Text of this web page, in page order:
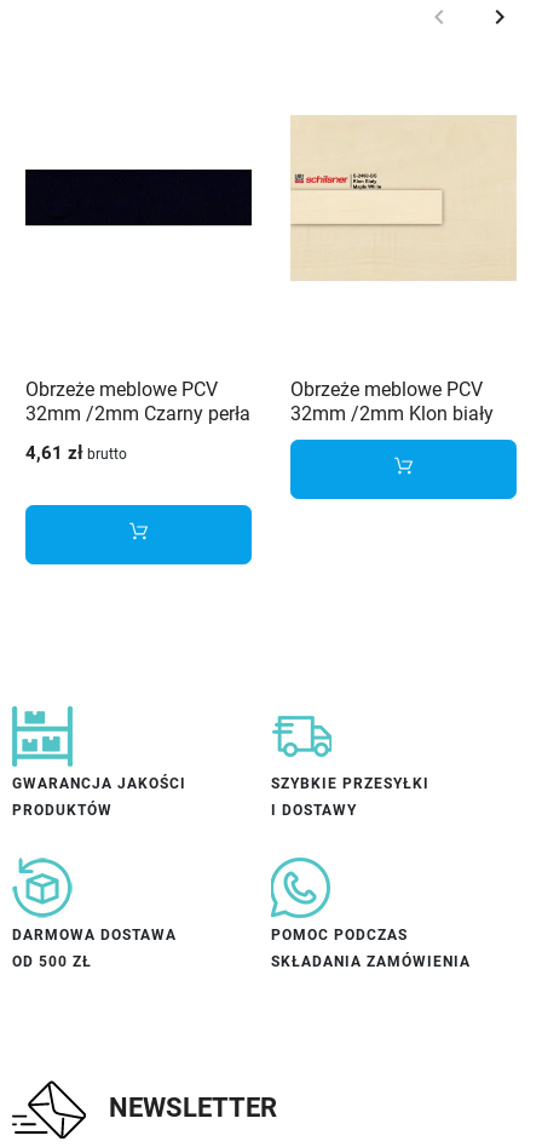
Poprzedni
keyboard_arrow_left keyboard_arrow_right
Obrzeże meblowe PCV
32mm /2mm Czarny perła
4,61 zł brutto
Obrzeże meblowe PCV
32mm /2mm Klon biały
2460 BS Schilsner
GWARANCJA JAKOŚCI
PRODUKTÓW
SZYBKIE PRZESYŁKI
I DOSTAWY
DARMOWA DOSTAWA
OD 500 ZŁ
POMOC PODCZAS
SKŁADANIA ZAMÓWIENIA
NEWSLETTER